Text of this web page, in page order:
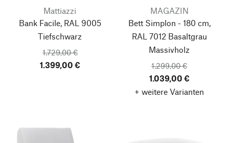
Mattiazzi
Bank Facile, RAL 9005
Tiefschwarz
1.729,00 €
1.399,00 €
MAGAZIN
Bett Simplon - 180 cm,
RAL 7012 Basaltgrau
Massivholz
1.299,00 €
1.039,00 €
+ weitere Varianten